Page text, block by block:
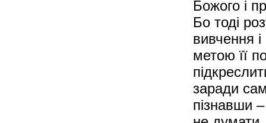
Божого і
Бо тоді
вивчення
метою її
заради
пізнавши